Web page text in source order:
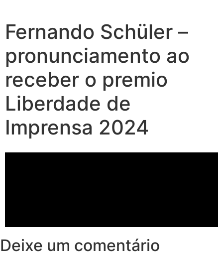
Fernando Schüler –
pronunciamento ao
receber o premio
Liberdade de
Imprensa 2024
Deixe um comentário